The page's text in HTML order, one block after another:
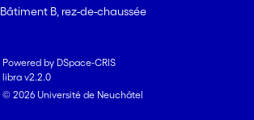
Bâtiment B, rez-de-chaussée
Powered by DSpace-CRIS
libra v2.2.0
© 2026 Université de Neuchâtel